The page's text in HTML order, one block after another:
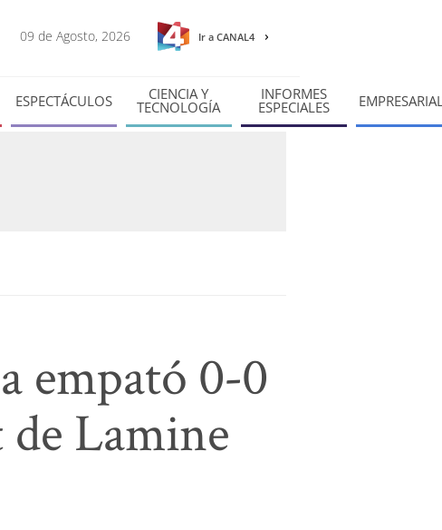
09 de Agosto, 2026 Ir a CANAL4
ESPECTÁCULOS CIENCIA Y
TECNOLOGÍA
INFORMES
ESPECIALES
empató 0-0
Lamine